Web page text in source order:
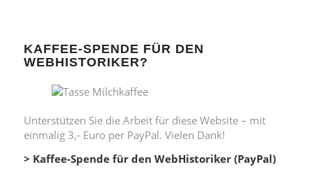
KAFFEE-SPENDE FÜR DEN
WEBHISTORIKER?
Unterstützen Sie die Arbeit für diese Website – mit
einmalig 3,- Euro per PayPal. Vielen Dank!
> Kaffee-Spende für den WebHistoriker (PayPal)